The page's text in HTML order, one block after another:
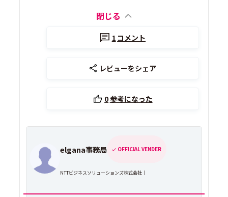
閉じる
1 コメント
レビューをシェア
0参考になった
elgana事務局 OFFICIAL VENDER
NTTビジネスソリューションズ株式会社｜